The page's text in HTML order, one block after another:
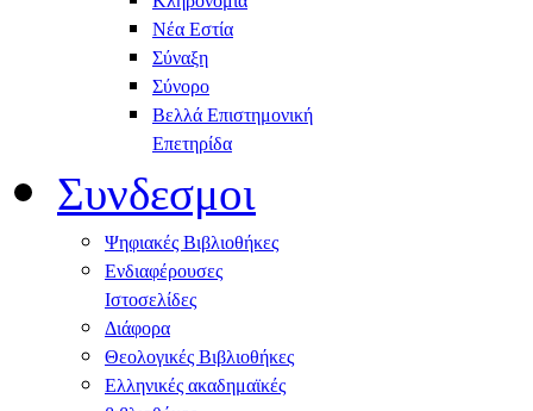
Νέα Εστία
Σύναξη
Σύνορο
Βελλά Επιστημονική
Επετηρίδα
Συνδεσμοι
Ψηφιακές Βιβλιοθήκες
Ενδιαφέρουσες
Ιστοσελίδες
Διάφορα
Θεολογικές Βιβλιοθήκες
Ελληνικές ακαδημαϊκές